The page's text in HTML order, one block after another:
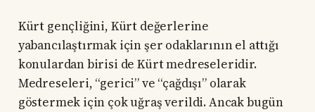
Kürt gençliğini, Kürt değerlerine
yabancılaştırmak için şer odaklarının el attığı
konulardan birisi de Kürt medreseleridir.
Medreseleri, “gerici” ve “çağdışı” olarak
göstermek için çok uğraş verildi. Ancak bugün